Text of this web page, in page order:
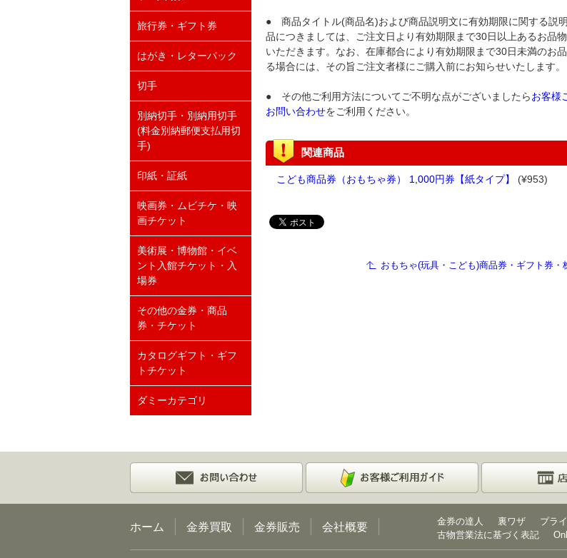
● 商品タイトル(商品名)および商品説明文に有効期限に関する説
品につきましては、ご注文日より有効期限まで30日以上あるお品
いただきます。なお、在庫都合により有効期限まで30日未満のお
る場合には、その旨ご注文者様にご購入前にお知らせいたします。
● その他ご利用方法についてご不明な点がございましたらお客様
お問い合わせをご利用ください。
関連商品
こども商品券（おもちゃ券） 1,000円券【紙タイプ】 (¥953)
おもちゃ(玩具・こども)商品券・ギフト券・
旅行券・ギフト券
はがき・レターパック
切手
別納切手・別納用切手
(料金別納郵便支払用切
手)
印紙・証紙
映画券・ムビチケ・映
画チケット
美術展・博物館・イベ
ント入館チケット・入
場券
その他の金券・商品
券・チケット
カタログギフト・ギフ
トチケット
ダミーカテゴリ
ホーム 金券買取 金券販売 会社概要 金券の達人 裏ワザ プラ
古物営業法に基づく表記